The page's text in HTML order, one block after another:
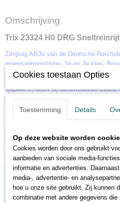
Omschrijving
Trix 23324 H0 DRG
Zitrijtuig AB3ü van de Deutsche
groepsadministratie. 1e en 2e klas.
sneltreinen op hoofd- en secundaire
tijdperk II, hoort bij locomotieven
23325 en 23326. Veel gemonteerde
Met NEM-koppelingszak en kinematica
Lengte over buffers 156 mm.
66621 interieurverlichting Trix H0
Ook interessant
Cookies toestaan Opties
Toestemming Details
Op deze website worden
Cookies worden door ons gebruikt
aanbieden van sociale media-
informatie en advertenties.
media-, advertentie- en
hoe u onze site gebruikt. Zij kunnen
combinatie met andere gegevens